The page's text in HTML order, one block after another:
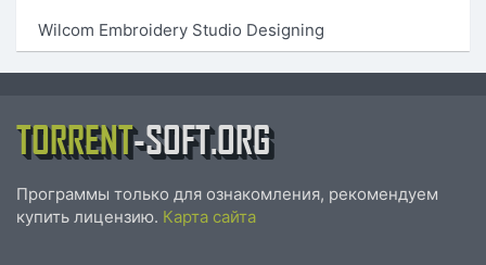
Wilcom Embroidery Studio Designing
TORRENT-SOFT.ORG
Программы только для ознакомления, рекомендуем
купить лицензию. Карта сайта